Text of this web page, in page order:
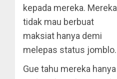
kepada mereka. Mereka
tidak mau berbuat
maksiat hanya demi
melepas status jomblo.
Gue tahu mereka hanya